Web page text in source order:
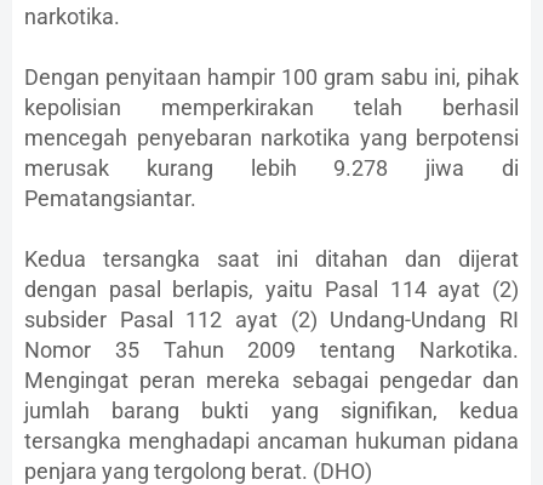
narkotika.
Dengan penyitaan hampir 100 gram sabu ini, pihak
kepolisian memperkirakan telah berhasil
mencegah penyebaran narkotika yang berpotensi
merusak kurang lebih 9.278 jiwa di
Pematangsiantar.
Kedua tersangka saat ini ditahan dan dijerat
dengan pasal berlapis, yaitu Pasal 114 ayat (2)
subsider Pasal 112 ayat (2) Undang-Undang RI
Nomor 35 Tahun 2009 tentang Narkotika.
Mengingat peran mereka sebagai pengedar dan
jumlah barang bukti yang signifikan, kedua
tersangka menghadapi ancaman hukuman pidana
penjara yang tergolong berat. (DHO)